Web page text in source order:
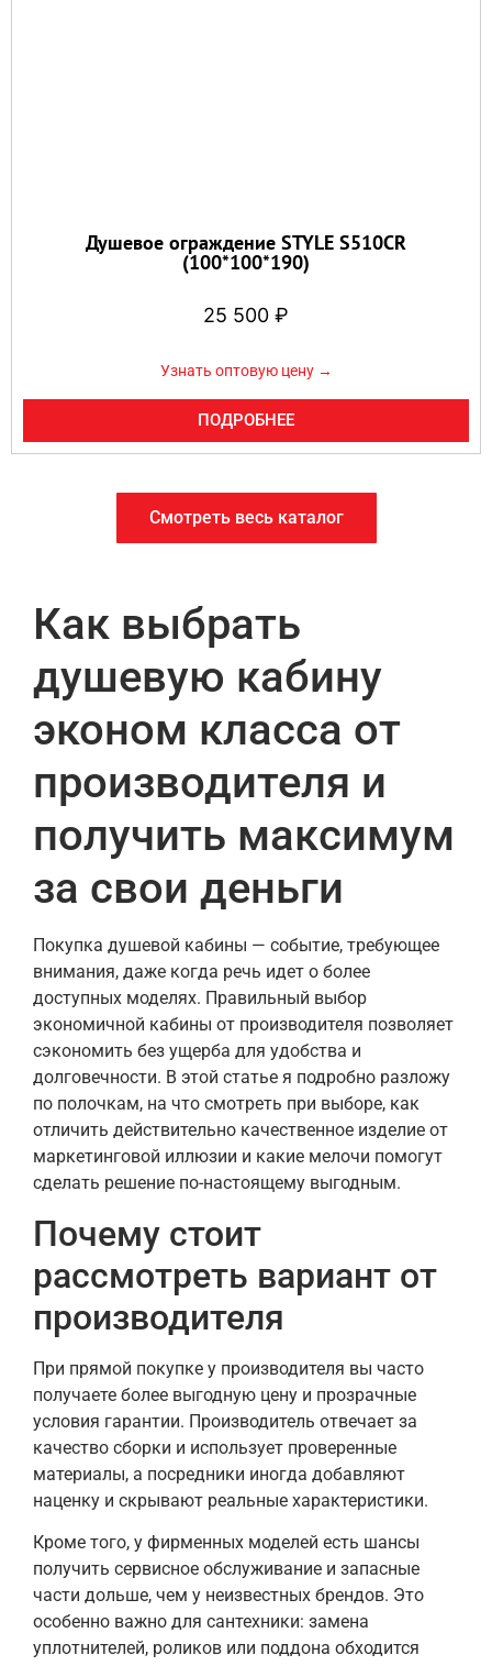
Душевое ограждение STYLE S510CR
(100*100*190)
25 500 ₽
Узнать оптовую цену →
ПОДРОБНЕЕ
Смотреть весь каталог
Как выбрать
душевую кабину
эконом класса от
производителя и
получить максимум
за свои деньги
Покупка душевой кабины — событие, требующее
внимания, даже когда речь идет о более
доступных моделях. Правильный выбор
экономичной кабины от производителя позволяет
сэкономить без ущерба для удобства и
долговечности. В этой статье я подробно разложу
по полочкам, на что смотреть при выборе, как
отличить действительно качественное изделие от
маркетинговой иллюзии и какие мелочи помогут
сделать решение по-настоящему выгодным.
Почему стоит
рассмотреть вариант от
производителя
При прямой покупке у производителя вы часто
получаете более выгодную цену и прозрачные
условия гарантии. Производитель отвечает за
качество сборки и использует проверенные
материалы, а посредники иногда добавляют
наценку и скрывают реальные характеристики.
Кроме того, у фирменных моделей есть шансы
получить сервисное обслуживание и запасные
части дольше, чем у неизвестных брендов. Это
особенно важно для сантехники: замена
уплотнителей, роликов или поддона обходится